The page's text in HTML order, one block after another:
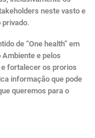
neste vasto e
privado.
de “One health” em
Ambiente e pelos
fortalecer os prorios
informação que pode
queremos para o